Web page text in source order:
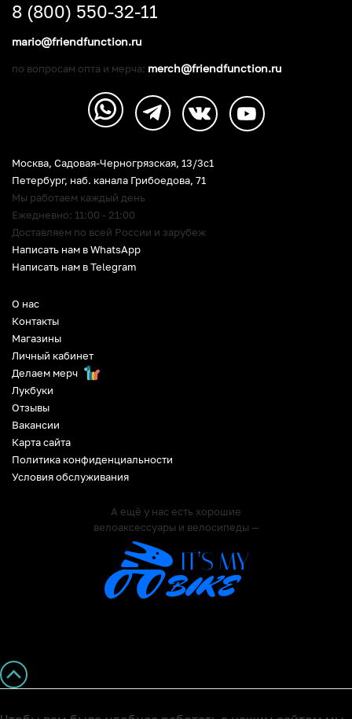
О нас
Контакты
Магазины
Личный кабинет
Делаем мерч
Лукбуки
Отзывы
Вакансии
Карта сайта
Политика конфиденциальности
Условия обслуживания
А ещё у нас есть хорошие
велоаксессуары и велосипеды —
Москва, Садовая-Черногрязская, 13/3c1
Петербург, наб. канала Грибоедова, 71
Мы работаем каждый день
Ежедневно: 11:00 - 21:00
Доставляем по всей России и зарубеж
Написать нам в WhatsApp
Написать нам в Telegram
8 (800) 550-32-11
mario@friendfunction.ru
по вопросам опта и мерча: merch@friendfunction.ru